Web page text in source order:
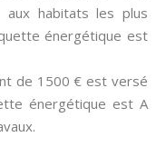
habitats les plus
énergétique est
de 1500 € est versé
énergétique est A